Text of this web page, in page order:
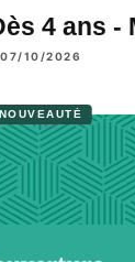
4 ans -
07/10/2026
NOUVEAUTÉ